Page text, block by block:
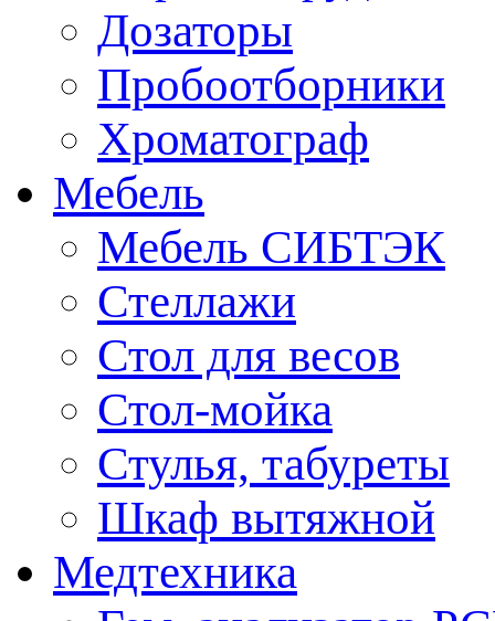
Дозаторы
Пробоотборники
Хроматограф
Мебель
Мебель СИБТЭК
Стеллажи
Стол для весов
Стол-мойка
Стулья, табуреты
Шкаф вытяжной
Медтехника